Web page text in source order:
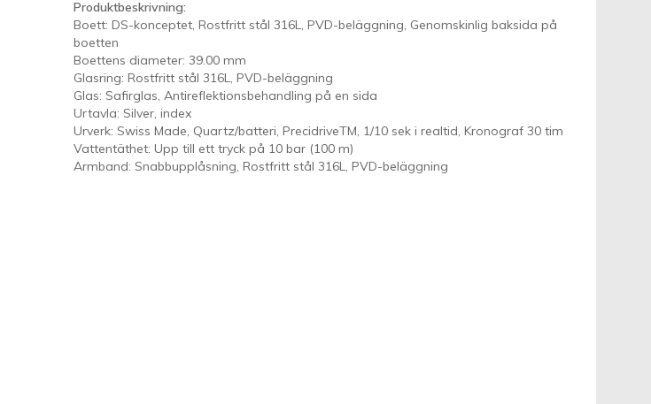
Produktbeskrivning:
Boett: DS-konceptet, Rostfritt stål 316L, PVD-beläggning, Genomskinlig baksida på
boetten
Boettens diameter: 39.00 mm
Glasring: Rostfritt stål 316L, PVD-beläggning
Glas: Safirglas, Antireflektionsbehandling på en sida
Urtavla: Silver, index
Urverk: Swiss Made, Quartz/batteri, PrecidriveTM, 1/10 sek i realtid, Kronograf 30 tim
Vattentäthet: Upp till ett tryck på 10 bar (100 m)
Armband: Snabbupplåsning, Rostfritt stål 316L, PVD-beläggning